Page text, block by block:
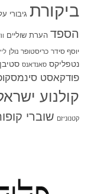
ביקורת גיבורי
הספד הערת שוליים
יוסף סידר כריסטופר נולן
נטפליקס סאנדאנס
פודקאסט
קולנוע
קטנוניזם שוברי